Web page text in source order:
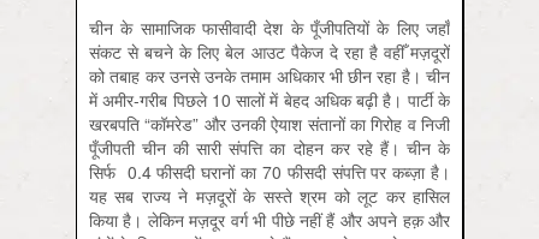
चीन के सामाजिक फासीवादी देश के पूँजीपतियों के लिए जहाँ
संकट से बचने के लिए बेल आउट पैकेज दे रहा है वहीँ मज़दूरों
को तबाह कर उनसे उनके तमाम अधिकार भी छीन रहा है। चीन
में अमीर-गरीब पिछले 10 सालों में बेहद अधिक बढ़ी है। पार्टी के
खरबपति “कॉमरेड” और उनकी ऐयाश संतानों का गिरोह व निजी
पूँजीपती चीन की सारी संपत्ति का दोहन कर रहे हैं। चीन के
सिर्फ 0.4 फीसदी घरानों का 70 फीसदी संपत्ति पर कब्ज़ा है।
यह सब राज्य ने मज़दूरों के सस्ते श्रम को लूट कर हासिल
किया है। लेकिन मज़दूर वर्ग भी पीछे नहीं हैं और अपने हक़ और